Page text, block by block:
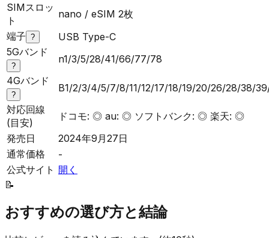
SIMスロッ
ト
nano / eSIM 2枚
端子 ?
USB Type-C
5Gバンド
?
n1/3/5/28/41/66/77/78
4Gバンド
?
B1/2/3/4/5/7/8/11/12/17/18/19/20/26/28/38/
対応回線
(目安)
ドコモ: ◎ au: ◎ ソフトバンク: ◎ 楽天: ◎
発売日
2024年9月27日
通常価格
-
公式サイト 開く
📝
おすすめの選び方と結論